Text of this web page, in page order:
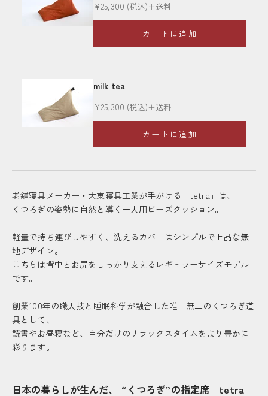
セール価格
¥25,300 (税込)＋送料
カートに追加
milk tea
セール価格
¥25,300 (税込)＋送料
カートに追加
老舗寝具メーカー・大東寝具工業が手がける「tetra」は、
くつろぎの姿勢に自然と導く一人用ビーズクッション。
軽量で持ち運びしやすく、洗えるカバーはシンプルで上品な無
地デザイン。
こちらは背中とお尻をしっかり支えるレギュラーサイズモデル
です。
創業100年の職人技と睡眠科学が融合した唯一無二のくつろぎ道
具として、
読書やお昼寝など、自分だけのリラックスタイムをより豊かに
彩ります。
日本の暮らしが生んだ、 “くつろぎ”の指定席 tetra